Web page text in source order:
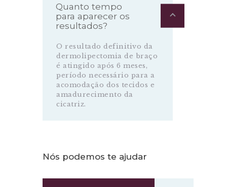
Quanto tempo
para aparecer os
resultados?
O resultado definitivo da
dermolipectomia de braço
é atingido após 6 meses,
período necessário para a
acomodação dos tecidos e
amadurecimento da
cicatriz.
Nós podemos te ajudar